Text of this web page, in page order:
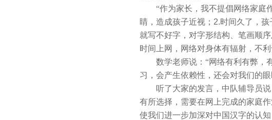
“作为家长，我不提倡网络家庭
睛，造成孩子近视； 2.时间久了，孩
就写不好字，对字形结构、笔画顺
时间上网，网络对身体有辐射，不
数学老师说：“网络有利有弊，
习，会产生依赖性，还会对我们的
听了大家的发言，中队辅导员
有所选择，需要在网上完成的家庭
使我们进一步加深对中国汉字的认